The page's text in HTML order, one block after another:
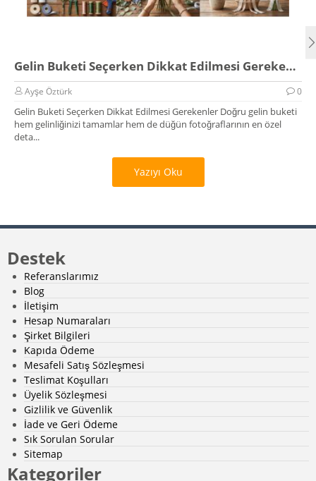
Gelin Buketi Seçerken Dikkat Edilmesi Gerekenler
Ayşe Öztürk 0
Gelin Buketi Seçerken Dikkat Edilmesi Gerekenler Doğru gelin buketi
hem gelinliğinizi tamamlar hem de düğün fotoğraflarının en özel
deta...
Yazıyı Oku
Destek
Referanslarımız
Blog
İletişim
Hesap Numaraları
Şirket Bilgileri
Kapıda Ödeme
Mesafeli Satış Sözleşmesi
Teslimat Koşulları
Üyelik Sözleşmesi
Gizlilik ve Güvenlik
İade ve Geri Ödeme
Sık Sorulan Sorular
Sitemap
Kategoriler